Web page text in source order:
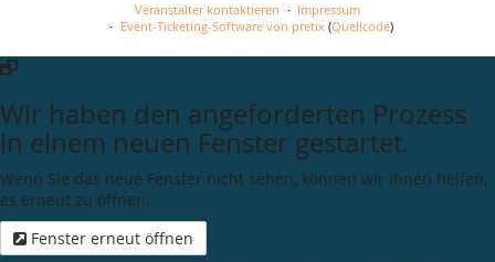
Veranstalter kontaktieren
Impressum
Event-Ticketing-Software von pretix(Quellcode)
Wir haben den angeforderten Prozess
in einem neuen Fenster gestartet.
Wenn Sie das neue Fenster nicht sehen, können wir Ihnen helfen,
es erneut zu öffnen.
Fenster erneut öffnen